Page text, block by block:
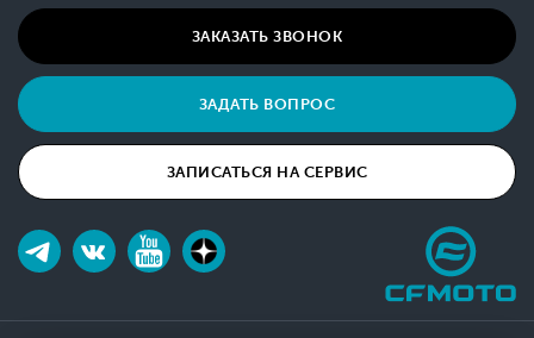
ЗАКАЗАТЬ ЗВОНОК
ЗАДАТЬ ВОПРОС
ЗАПИСАТЬСЯ НА СЕРВИС